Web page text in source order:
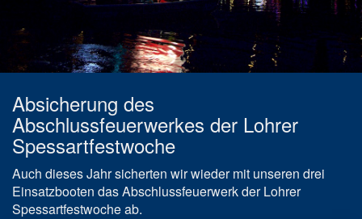
Absicherung des
Abschlussfeuerwerkes der Lohrer
Spessartfestwoche
Auch dieses Jahr sicherten wir wieder mit unseren drei
Einsatzbooten das Abschlussfeuerwerk der Lohrer
Spessartfestwoche ab.